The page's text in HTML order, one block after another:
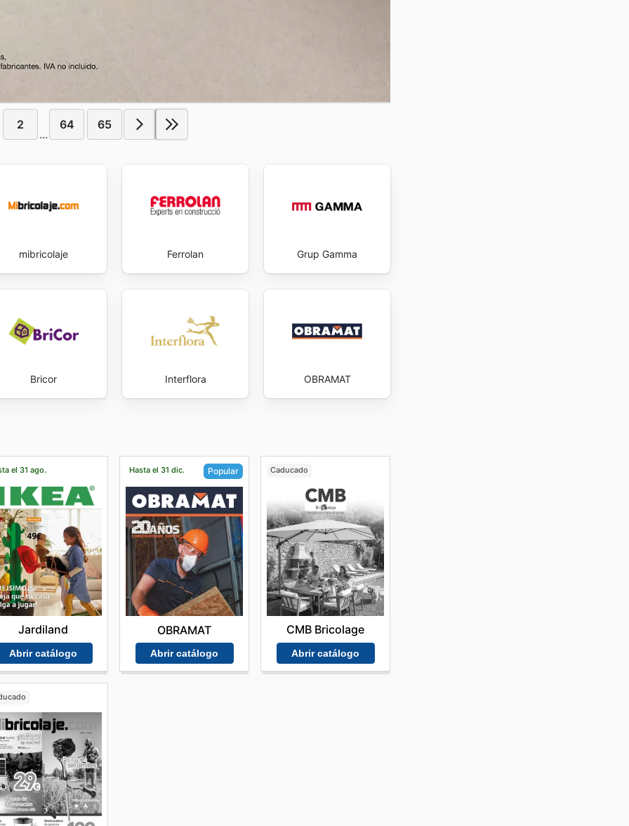
2
...
64 65
mibricolaje Ferrolan Grup Gamma
Bricor Interflora OBRAMAT
el 31 ago.
Jardiland
Abrir catálogo
Hasta el 31 dic. Popular
OBRAMAT
Abrir catálogo
Caducado
CMB Bricolage
Abrir catálogo